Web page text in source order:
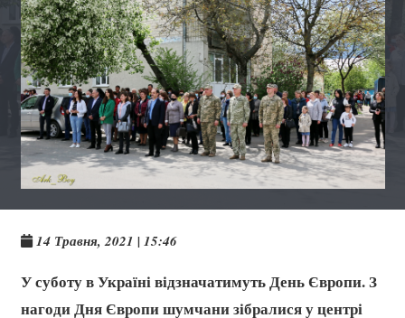
14 Травня, 2021 | 15:46
У суботу в Україні відзначатимуть День Європи. З
нагоди Дня Європи шумчани зібралися у центрі